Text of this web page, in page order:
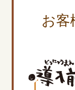
お客